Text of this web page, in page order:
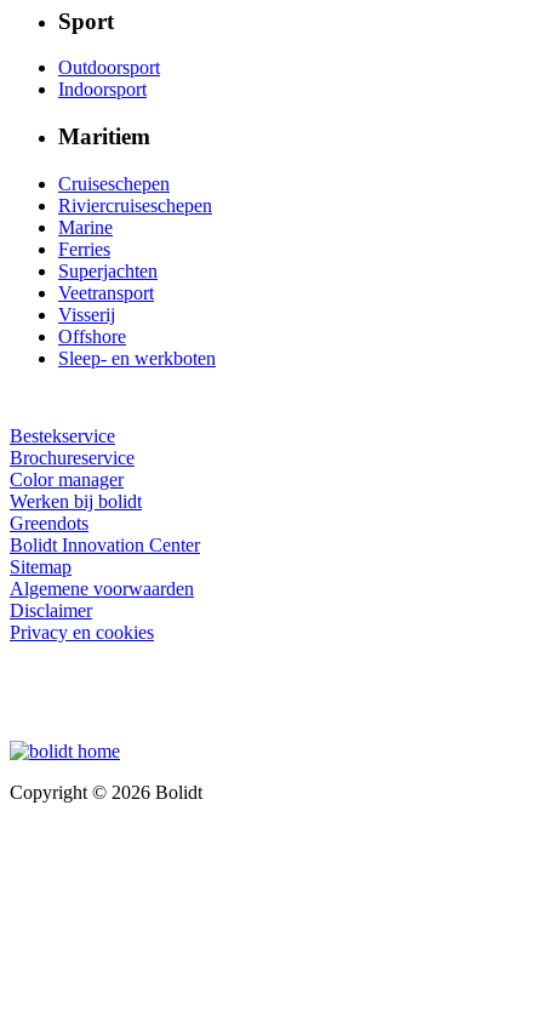
Sport
Outdoorsport
Indoorsport
Maritiem
Cruiseschepen
Riviercruiseschepen
Marine
Ferries
Superjachten
Veetransport
Visserij
Offshore
Sleep- en werkboten
Bestekservice
Brochureservice
Color manager
Werken bij bolidt
Greendots
Bolidt Innovation Center
Sitemap
Algemene voorwaarden
Disclaimer
Privacy en cookies
Copyright © 2026 Bolidt